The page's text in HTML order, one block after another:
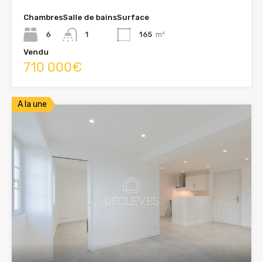
Chambres
6
Salle de bains
1
Surface
165 m²
Vendu
710 000€
A la une